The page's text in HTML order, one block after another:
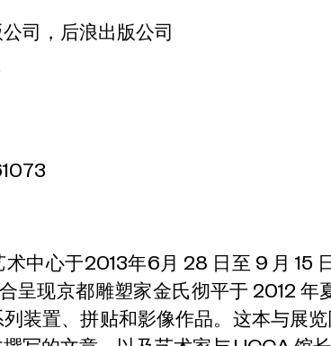
司，后浪出版公司
中心于2013年6月 28 日至 9 月 15
呈现京都雕塑家金氏彻平于 2012 年
装置、拼贴和影像作品。这本与展